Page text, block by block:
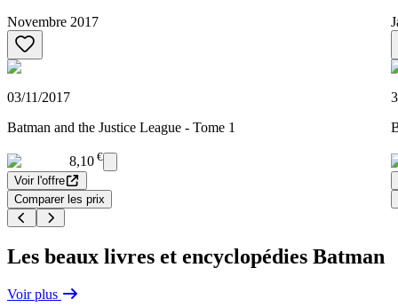
Novembre 2017
03/11/2017
Batman and the Justice League - Tome 1
8,10 €
Voir l'offre
Comparer les prix
Les beaux livres et encyclopédies Batman
Voir plus